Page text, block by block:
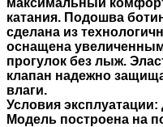
катания. Подошва
сделана из
оснащена
прогулок без лыж.
клапан надежно
влаги.
Условия эксплуатации:
Модель построена на